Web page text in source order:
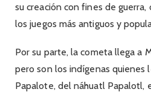
su creación con fines de
los juegos más antiguos y
Por su parte, la cometa llega a
pero son los indígenas quienes
Papalote, del náhuatl Papalotl,